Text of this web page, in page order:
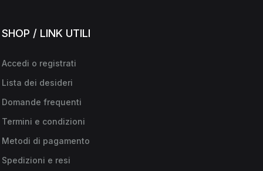
SHOP / LINK UTILI
Accedi o registrati
Lista dei desideri
Domande frequenti
Termini e condizioni
Metodi di pagamento
Spedizioni e resi